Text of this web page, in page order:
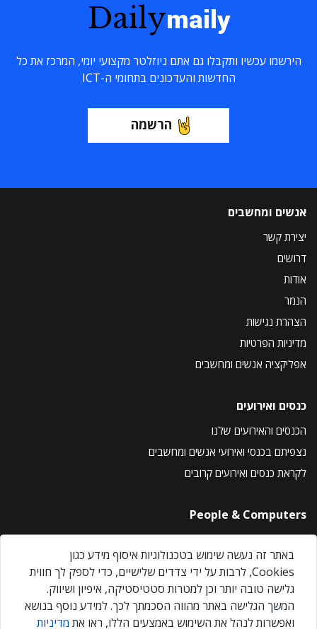
Dailymaily
הירשמו עכשיו ותקבלו גם אתם ניוזלטר מקצועי יומי, המרכז את כל
החדשות והעדכונים בתחומי ה-ICT
הרשמה
אנשים ומחשבים
יצירת קשר
דרושים
אודות
הנמר
הצהרת נגישות
מדיניות הפרטיות
אפליקציה אנשים ומחשבים
כנסים ואירועים
הכנסים והאירועים שלנו
נצפיתם בכנסי ואירועי אנשים ומחשבים
לקראת כנסים ואירועים קרובים
People & Computers
About Us
Privacy Policy
Contact Us
Our Events
באתר זה נעשה שימוש בטכנולוגיות איסוף מידע כגון
Cookies, לרבות על ידי צדדים שלישיים, כדי לספק לך חווית
גלישה טובה יותר וכן למטרות סטטיסטיקה, איפיון ושיווק.
המשך הגלישה באתר מהווה הסכמתך לכך. למידע נוסף בנושא
ואפשרות לנהל את השימוש באמצעים הללו, ראו את מדיניות